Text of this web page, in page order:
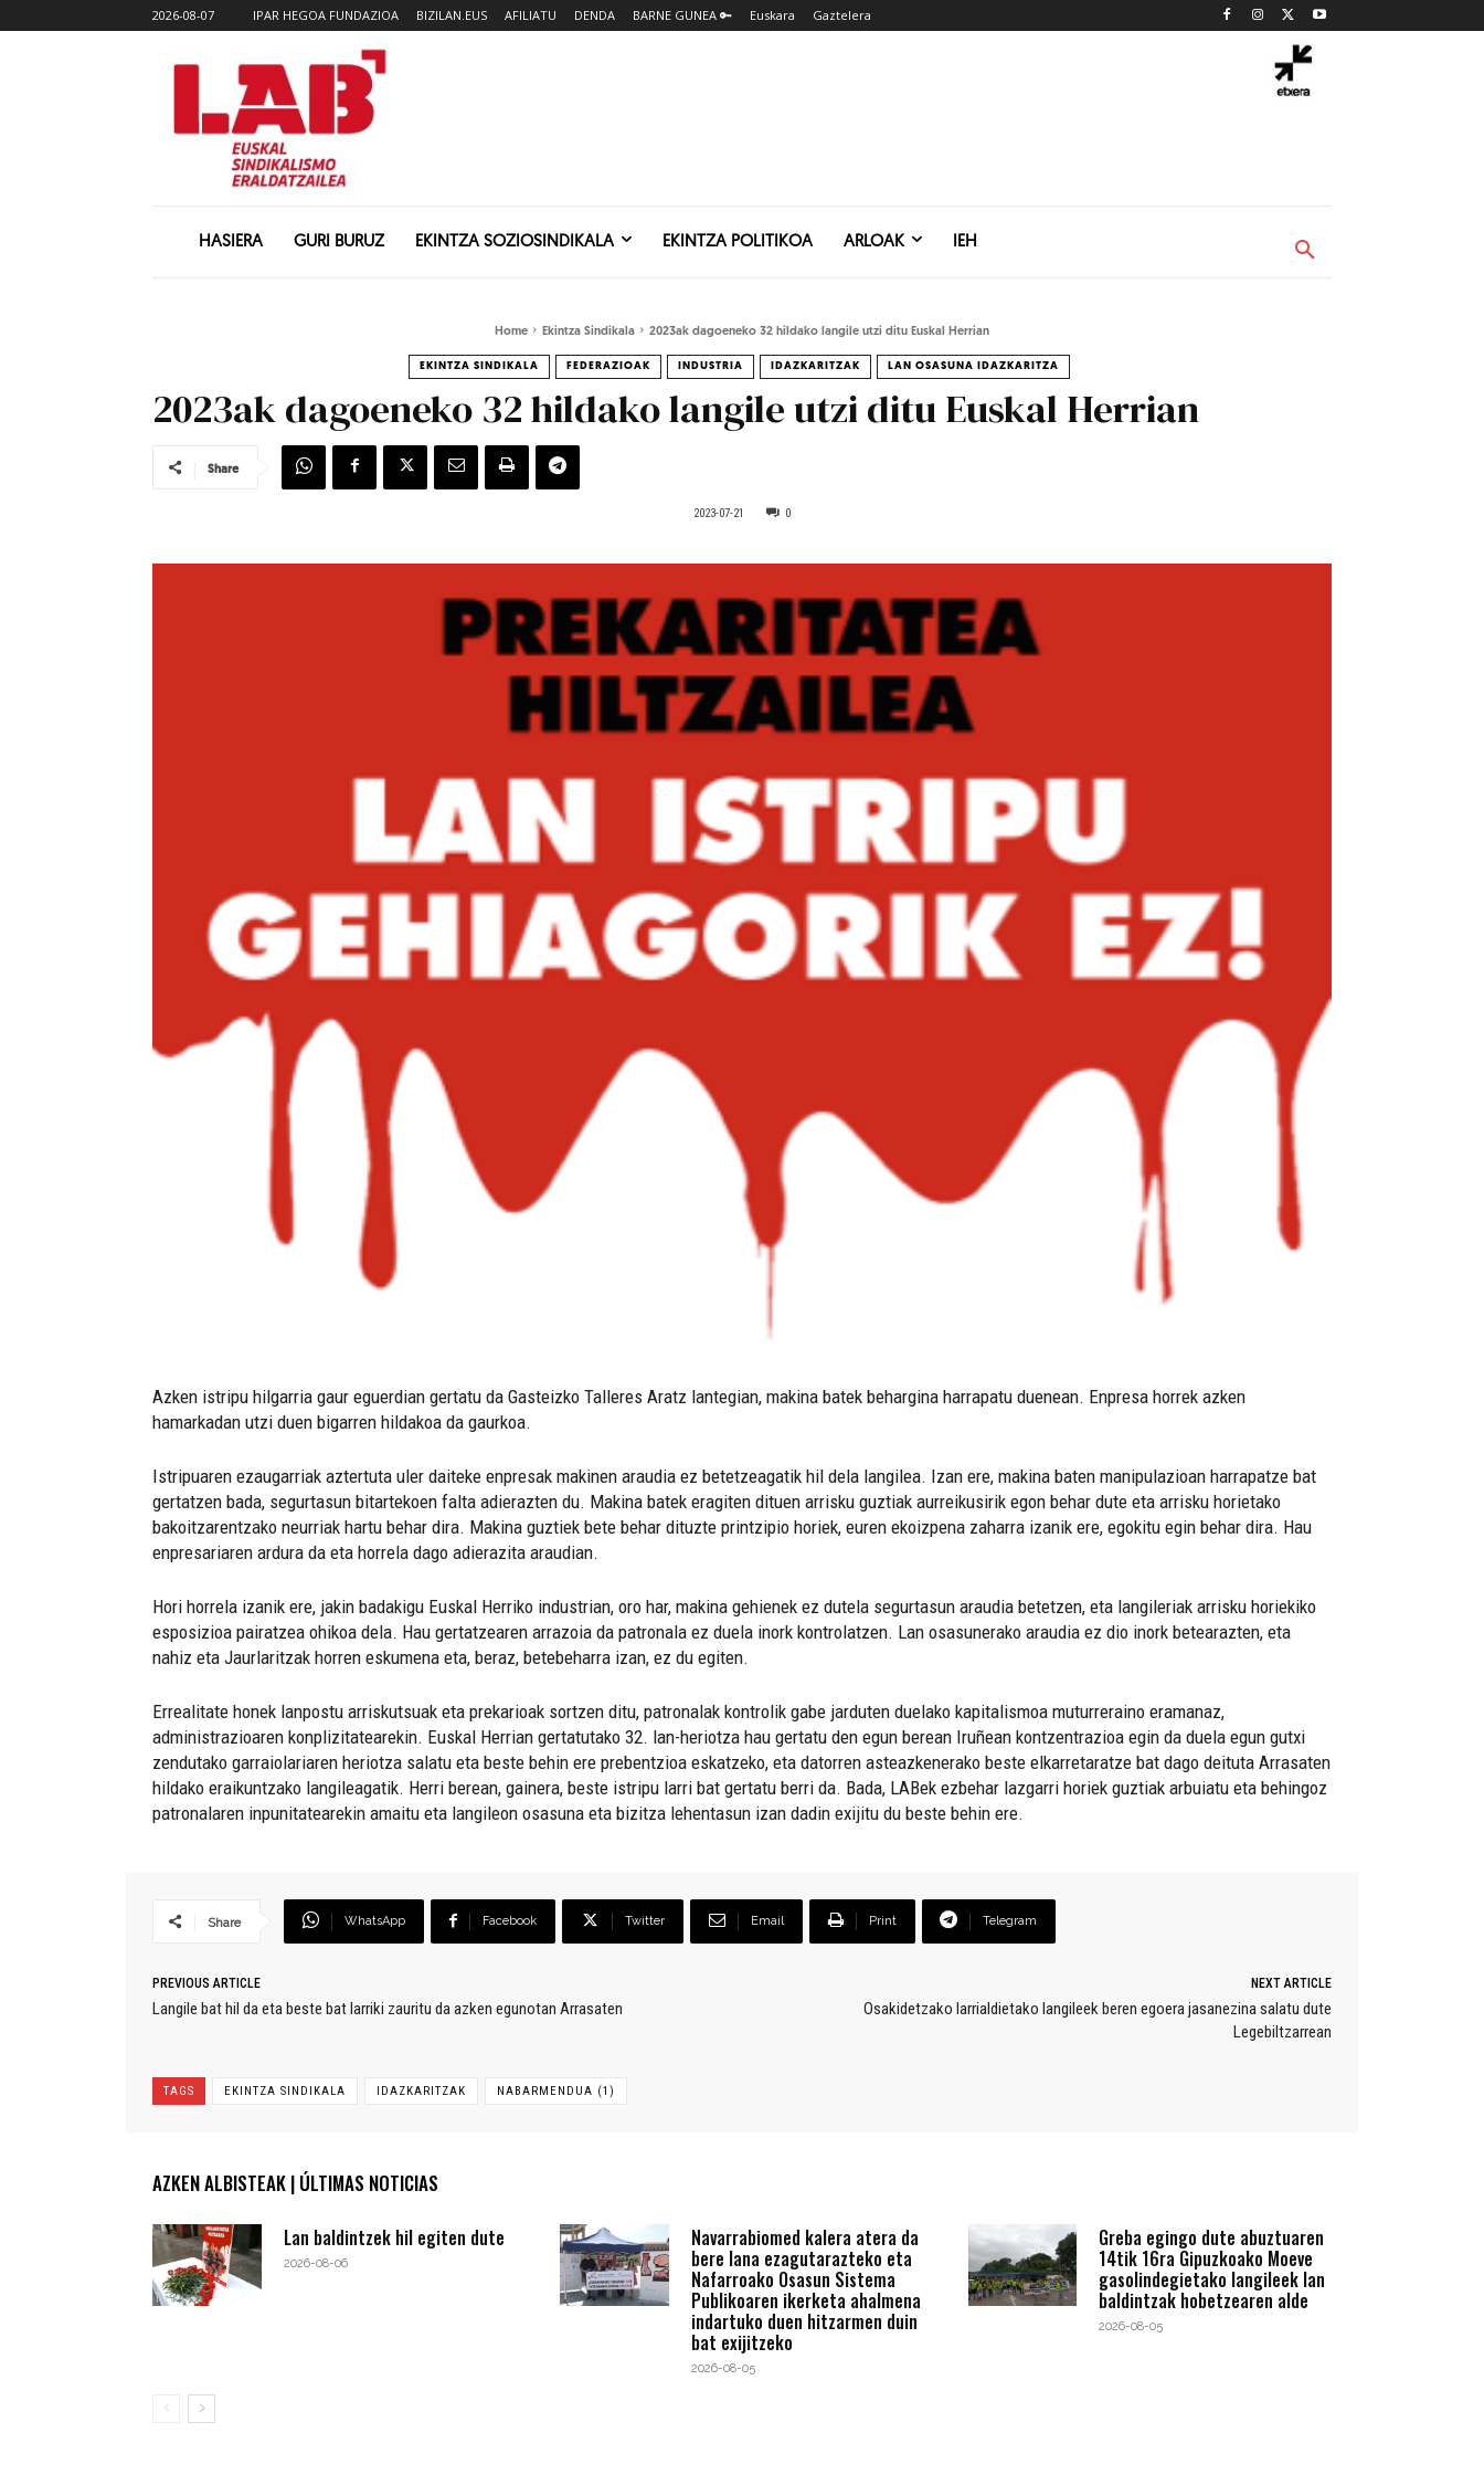
2026-08-07 IPAR HEGOA FUNDAZIOA BIZILAN.EUS AFILIATU DENDA BARNE GUNEA 🔑 Euskara Gaztelera
HASIERA GURI BURUZ EKINTZA SOZIOSINDIKALA EKINTZA POLITIKOA ARLOAK IEH
Home Ekintza Sindikala 2023ak dagoeneko 32 hildako langile utzi ditu Euskal Herrian
EKINTZA SINDIKALA FEDERAZIOAK INDUSTRIA IDAZKARITZAK LAN OSASUNA IDAZKARITZA
2023ak dagoeneko 32 hildako langile utzi ditu Euskal Herrian
Share
2023-07-21 0
Azken istripu hilgarria gaur eguerdian gertatu da Gasteizko Talleres Aratz lantegian, makina batek behargina harrapatu duenean. Enpresa horrek azken
hamarkadan utzi duen bigarren hildakoa da gaurkoa.
Istripuaren ezaugarriak aztertuta uler daiteke enpresak makinen araudia ez betetzeagatik hil dela langilea. Izan ere, makina baten manipulazioan harrapatze bat
gertatzen bada, segurtasun bitartekoen falta adierazten du. Makina batek eragiten dituen arrisku guztiak aurreikusirik egon behar dute eta arrisku horietako
bakoitzarentzako neurriak hartu behar dira. Makina guztiek bete behar dituzte printzipio horiek, euren ekoizpena zaharra izanik ere, egokitu egin behar dira. Hau
enpresariaren ardura da eta horrela dago adierazita araudian.
Hori horrela izanik ere, jakin badakigu Euskal Herriko industrian, oro har, makina gehienek ez dutela segurtasun araudia betetzen, eta langileriak arrisku horiekiko
esposizioa pairatzea ohikoa dela. Hau gertatzearen arrazoia da patronala ez duela inork kontrolatzen. Lan osasunerako araudia ez dio inork betearazten, eta
nahiz eta Jaurlaritzak horren eskumena eta, beraz, betebeharra izan, ez du egiten.
Errealitate honek lanpostu arriskutsuak eta prekarioak sortzen ditu, patronalak kontrolik gabe jarduten duelako kapitalismoa muturreraino eramanaz,
administrazioaren konplizitatearekin. Euskal Herrian gertatutako 32. lan-heriotza hau gertatu den egun berean Iruñean kontzentrazioa egin da duela egun gutxi
zendutako garraiolariaren heriotza salatu eta beste behin ere prebentzioa eskatzeko, eta datorren asteazkenerako beste elkarretaratze bat dago deituta Arrasaten
hildako eraikuntzako langileagatik. Herri berean, gainera, beste istripu larri bat gertatu berri da. Bada, LABek ezbehar lazgarri horiek guztiak arbuiatu eta behingoz
patronalaren inpunitatearekin amaitu eta langileon osasuna eta bizitza lehentasun izan dadin exijitu du beste behin ere.
Share WhatsApp Facebook Twitter Email Print Telegram
PREVIOUS ARTICLE
Langile bat hil da eta beste bat larriki zauritu da azken egunotan Arrasaten
NEXT ARTICLE
Osakidetzako larrialdietako langileek beren egoera jasanezina salatu dute
Legebiltzarrean
TAGS EKINTZA SINDIKALA IDAZKARITZAK NABARMENDUA (1)
AZKEN ALBISTEAK | ÚLTIMAS NOTICIAS
Lan baldintzek hil egiten dute
2026-08-06
Navarrabiomed kalera atera da
bere lana ezagutarazteko eta
Nafarroako Osasun Sistema
Publikoaren ikerketa ahalmena
indartuko duen hitzarmen duin
bat exijitzeko
2026-08-05
Greba egingo dute abuztuaren
14tik 16ra Gipuzkoako Moeve
gasolindegietako langileek lan
baldintzak hobetzearen alde
2026-08-05